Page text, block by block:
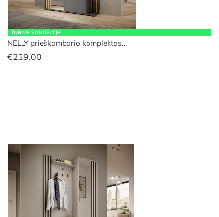
TURIME SANDĖLYJE!
NELLY prieškambario komplektas…
€239.00